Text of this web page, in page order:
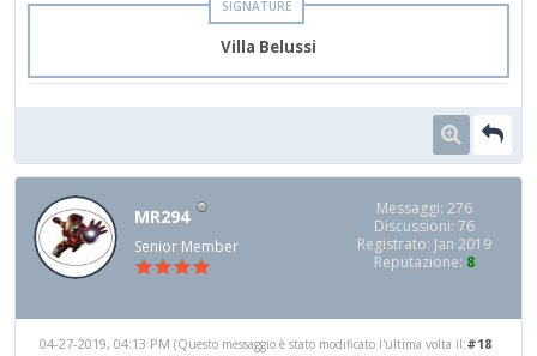
Villa Belussi
MR294
Senior Member
Messaggi: 276
Discussioni: 76
Registrato: Jan 2019
Reputazione: 8
#18
04-27-2019, 04:13 PM (Questo messaggio è stato modificato l'ultima volta il: